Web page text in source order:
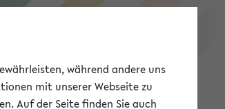
eKVV
während andere uns
mit unserer Webseite zu
Auf der Seite finden Sie auch